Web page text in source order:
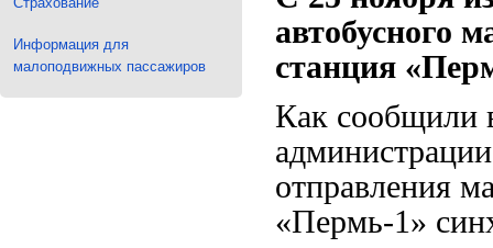
Информация для
малоподвижных пассажиров
автобусного
станция
Как сообщили
отправления
«Пермь-1»